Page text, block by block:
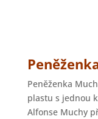
Peněženka
plastu s jednou
Alfonse Muchy